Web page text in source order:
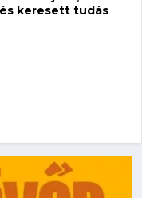
keresett tudás